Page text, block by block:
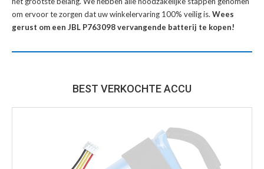
om ervoor te zorgen dat uw winkelervaring 100% veilig is. Wees
gerust om een JBL P763098 vervangende batterij te kopen!
BEST VERKOCHTE ACCU